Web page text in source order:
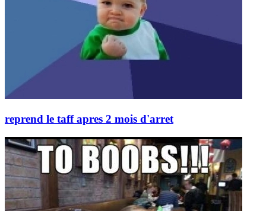
reprend le taff apres 2 mois d'arret